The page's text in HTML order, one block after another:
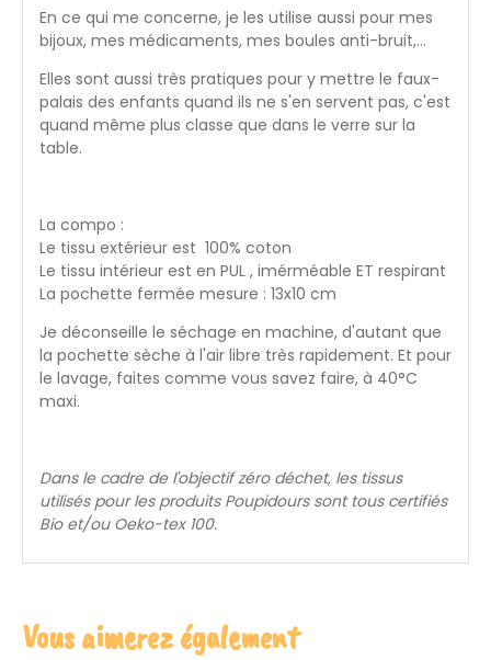
En ce qui me concerne, je les utilise aussi pour mes
bijoux, mes médicaments, mes boules anti-bruit,...
Elles sont aussi très pratiques pour y mettre le faux-
palais des enfants quand ils ne s'en servent pas, c'est
quand même plus classe que dans le verre sur la
table.
La compo :
Le tissu extérieur est 100% coton
Le tissu intérieur est en PUL , imérméable ET respirant
La pochette fermée mesure : 13x10 cm
Je déconseille le séchage en machine, d'autant que
la pochette sèche à l'air libre très rapidement. Et pour
le lavage, faites comme vous savez faire, à 40°C
maxi.
Dans le cadre de l'objectif zéro déchet, les tissus
utilisés pour les produits Poupidours sont tous certifiés
Bio et/ou Oeko-tex 100.
Vous aimerez également